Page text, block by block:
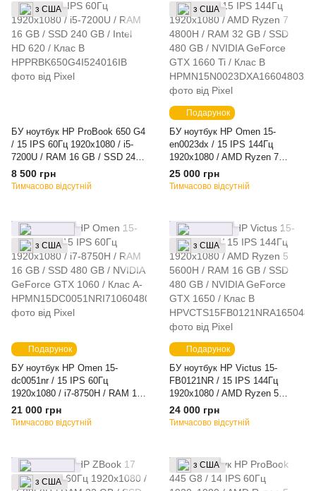
з США
БУ ноутбук HP ProBook 650 G4
/ 15 IPS 60Гц 1920x1080 / i5-
7200U / RAM 16 GB / SSD 240
GB / Intel HD 620 / Клас B
8 500 грн
Тимчасово відсутній
Подарунок
з США
БУ ноутбук HP Omen 15-
en0023dx / 15 IPS 144Гц
1920x1080 / AMD Ryzen 7
4800H / RAM 32 GB / SSD 480
GB / NVIDIA GeForce GTX 1660
25 000 грн
Тимчасово відсутній
Подарунок
з США
БУ ноутбук HP Omen 15-
dc0051nr / 15 IPS 60Гц
1920x1080 / i7-8750H / RAM 16
GB / SSD 480 GB / NVIDIA
GeForce GTX 1060 / Клас A-
21 000 грн
Тимчасово відсутній
Подарунок
з США
БУ ноутбук HP Victus 15-
FB0121NR / 15 IPS 144Гц
1920x1080 / AMD Ryzen 5
5600H / RAM 16 GB / SSD 480
GB / NVIDIA GeForce GTX 1650
24 000 грн
Тимчасово відсутній
з США
з США